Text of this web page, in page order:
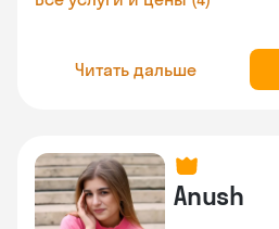
Читать дальше
Anush